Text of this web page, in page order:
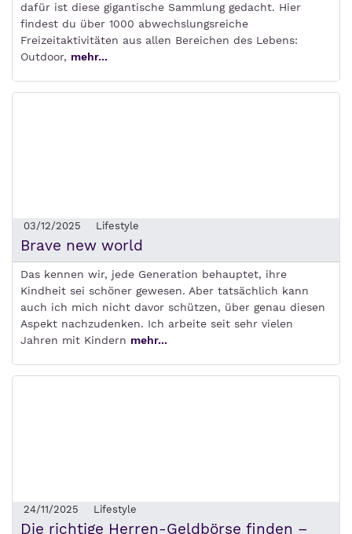
dafür ist diese gigantische Sammlung gedacht. Hier
findest du über 1000 abwechslungsreiche
Freizeitaktivitäten aus allen Bereichen des Lebens:
Outdoor, mehr...
03/12/2025 Lifestyle
Brave new world
Das kennen wir, jede Generation behauptet, ihre
Kindheit sei schöner gewesen. Aber tatsächlich kann
auch ich mich nicht davor schützen, über genau diesen
Aspekt nachzudenken. Ich arbeite seit sehr vielen
Jahren mit Kindern mehr...
24/11/2025 Lifestyle
Die richtige Herren-Geldbörse finden –